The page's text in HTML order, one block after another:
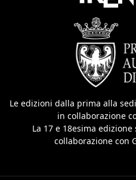
Le edizioni dalla prima alla
in collaborazione
La 17 e 18esima
collaborazione con